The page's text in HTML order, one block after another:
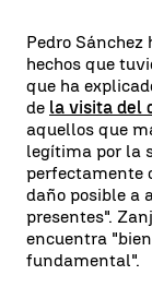
Pedro Sánchez
hechos que
que ha
de la visita del
aquellos que
legítima por la
perfectamente
daño posible a
presentes".
encuentra
fundamental".